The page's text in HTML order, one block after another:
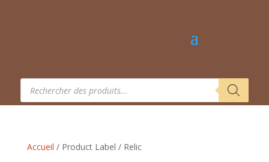
Recherche
produits
Accueil / Product Label / Relic